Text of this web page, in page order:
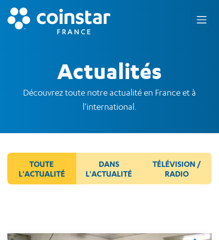
Actualités
Découvrez toute notre actualité en France et à
l'international.
TOUTE
L'ACTUALITÉ
DANS
L'ACTUALITÉ
TÉLÉVISION /
RADIO